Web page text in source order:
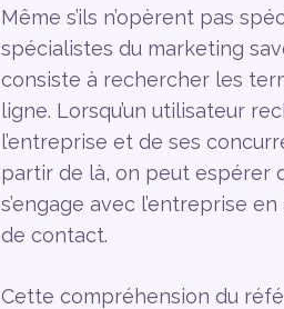
Même s’ils n’opèrent pas
spécialistes du marketing
consiste à rechercher les
ligne. Lorsqu’un utilisateur
l’entreprise et de ses
partir de là, on peut espérer
s’engage avec l’entreprise
de contact.
Cette compréhension du